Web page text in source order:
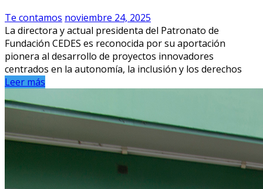
Te contamos noviembre 24, 2025
La directora y actual presidenta del Patronato de
Fundación CEDES es reconocida por su aportación
pionera al desarrollo de proyectos innovadores
centrados en la autonomía, la inclusión y los derechos
Leer más